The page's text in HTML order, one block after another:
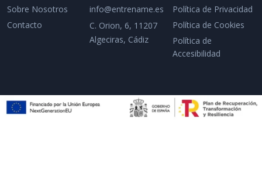
Sobre Nosotros
Contacto
info@entrename.es
C. Orion, 6, 11207
Algeciras, Cádiz
Política de Privacidad
Política de Cookies
Política de
Accesibilidad